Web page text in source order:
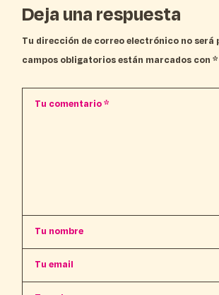
Deja una respuesta
Tu dirección de correo electrónico no será
campos obligatorios están marcados con*